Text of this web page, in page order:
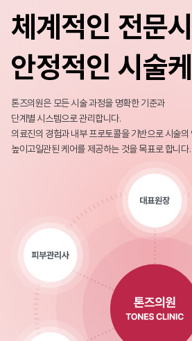
체계적인 전문
안정적인 시술
톤즈의원은 모든 시술 과정을 명확한 기준과
단계별 시스템으로 관리합니다.
의료진의 경험과 내부 프로토콜을 기반으로 시술의
높이고일관된 케어를 제공하는 것을 목표로 합니다.